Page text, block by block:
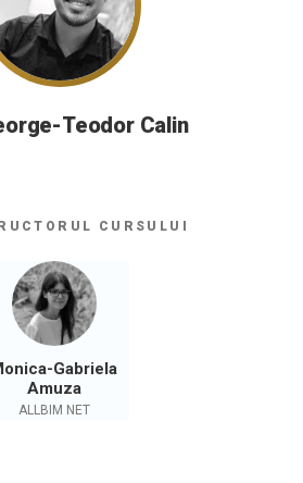
Teodor Calin
CURSULUI
Gabriela
Amuza
ALLBIM NET